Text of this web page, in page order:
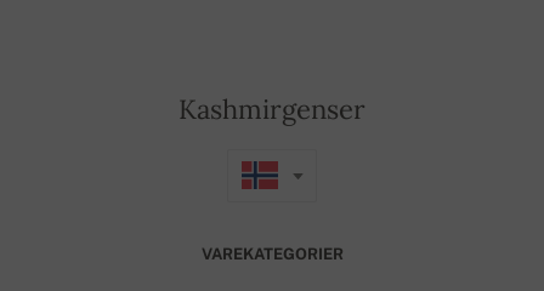
Kashmirgenser
VAREKATEGORIER